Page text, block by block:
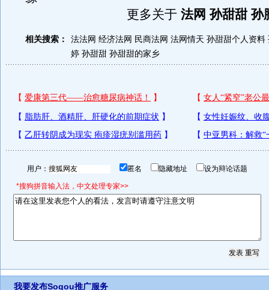
更多关于 法网 孙甜甜 孙
相关搜索： 法法网 经济法网 民商法网 法网情天 孙甜甜个人资料
婷 孙甜甜 孙甜甜的家乡
用户： 匿名 隐藏地址 设为辩论话题
*搜狗拼音输入法，中文处理专家>>
我要发布Sogou推广服务